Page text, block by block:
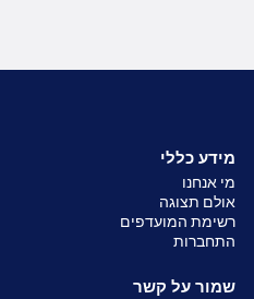
מידע כללי
מי אנחנו
אולם תצוגה
רשימת המועדפים
התחברות
שמור על קשר